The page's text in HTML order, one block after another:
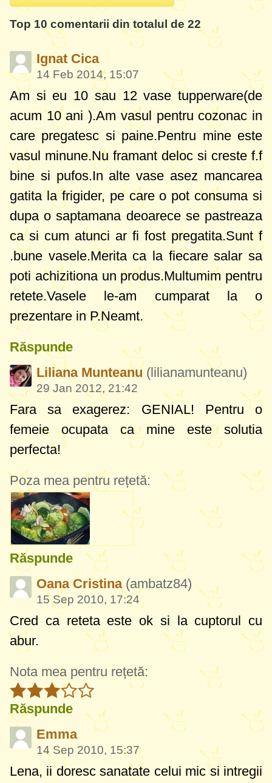
Top 10 comentarii din totalul de 22
Ignat Cica
14 Feb 2014, 15:07
Am si eu 10 sau 12 vase tupperware(de
acum 10 ani ).Am vasul pentru cozonac in
care pregatesc si paine.Pentru mine este
vasul minune.Nu framant deloc si creste f.f
bine si pufos.In alte vase asez mancarea
gatita la frigider, pe care o pot consuma si
dupa o saptamana deoarece se pastreaza
ca si cum atunci ar fi fost pregatita.Sunt f
.bune vasele.Merita ca la fiecare salar sa
poti achizitiona un produs.Multumim pentru
retete.Vasele le-am cumparat la o
prezentare in P.Neamt.
Răspunde
Liliana Munteanu (lilianamunteanu)
29 Jan 2012, 21:42
Fara sa exagerez: GENIAL! Pentru o
femeie ocupata ca mine este solutia
perfecta!
Poza mea pentru rețetă:
Răspunde
Oana Cristina (ambatz84)
15 Sep 2010, 17:24
Cred ca reteta este ok si la cuptorul cu
abur.
Nota mea pentru rețetă:
Răspunde
Emma
14 Sep 2010, 15:37
Lena, ii doresc sanatate celui mic si intregii